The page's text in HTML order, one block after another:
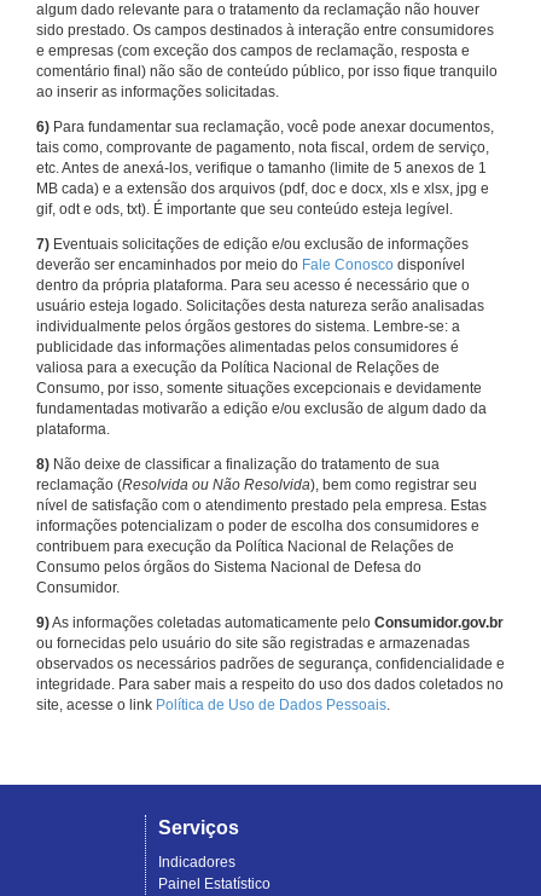
algum dado relevante para o tratamento da reclamação não houver
sido prestado. Os campos destinados à interação entre consumidores
e empresas (com exceção dos campos de reclamação, resposta e
comentário final) não são de conteúdo público, por isso fique tranquilo
ao inserir as informações solicitadas.
6) Para fundamentar sua reclamação, você pode anexar documentos,
tais como, comprovante de pagamento, nota fiscal, ordem de serviço,
etc. Antes de anexá-los, verifique o tamanho (limite de 5 anexos de 1
MB cada) e a extensão dos arquivos (pdf, doc e docx, xls e xlsx, jpg e
gif, odt e ods, txt). É importante que seu conteúdo esteja legível.
7) Eventuais solicitações de edição e/ou exclusão de informações
deverão ser encaminhados por meio do Fale Conosco disponível
dentro da própria plataforma. Para seu acesso é necessário que o
usuário esteja logado. Solicitações desta natureza serão analisadas
individualmente pelos órgãos gestores do sistema. Lembre-se: a
publicidade das informações alimentadas pelos consumidores é
valiosa para a execução da Política Nacional de Relações de
Consumo, por isso, somente situações excepcionais e devidamente
fundamentadas motivarão a edição e/ou exclusão de algum dado da
plataforma.
8) Não deixe de classificar a finalização do tratamento de sua
reclamação (Resolvida ou Não Resolvida), bem como registrar seu
nível de satisfação com o atendimento prestado pela empresa. Estas
informações potencializam o poder de escolha dos consumidores e
contribuem para execução da Política Nacional de Relações de
Consumo pelos órgãos do Sistema Nacional de Defesa do
Consumidor.
9)As informações coletadas automaticamente pelo Consumidor.gov.br
ou fornecidas pelo usuário do site são registradas e armazenadas
observados os necessários padrões de segurança, confidencialidade e
integridade. Para saber mais a respeito do uso dos dados coletados no
site, acesse o link Política de Uso de Dados Pessoais.
Serviços
Indicadores
Painel Estatístico